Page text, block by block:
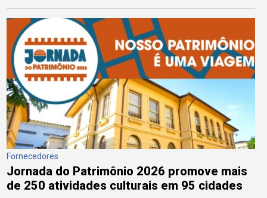
Fornecedores
Jornada do Patrimônio 2026 promove mais
de 250 atividades culturais em 95 cidades